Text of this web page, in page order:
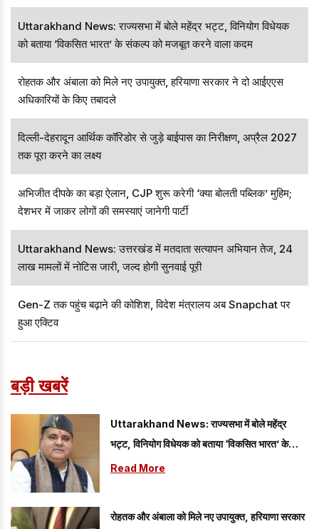
Uttarakhand News: राज्यसभा में बोले महेंद्र भट्ट, विनियोग विधेयक
को बताया ‘विकसित भारत’ के संकल्प को मजबूत करने वाला कदम
रोहतक और अंबाला को मिले नए उपायुक्त, हरियाणा सरकार ने दो आईएएस
अधिकारियों के किए तबादले
दिल्ली-देहरादून आर्थिक कॉरिडोर से जुड़े बाईपास का निरीक्षण, अप्रैल 2027
तक पूरा करने का लक्ष्य
अभिजीत दीपके का बड़ा ऐलान, CJP शुरू करेगी ‘क्या बोलती पब्लिक’ मुहिम;
देशभर में जाकर लोगों की समस्याएं जानेगी पार्टी
Uttarakhand News: उत्तरखंड में मतदाता सत्यापन अभियान तेज, 24
लाख मामलों में नोटिस जारी, जल्द होगी सुनवाई पूरी
Gen-Z तक पहुंच बढ़ाने की कोशिश, विदेश मंत्रालय अब Snapchat पर
हुआ एक्टिव
बड़ी खबरें
Uttarakhand News: राज्यसभा में बोले महेंद्र
भट्ट, विनियोग विधेयक को बताया ‘विकसित भारत’ के
संकल्प को मजबूत करने वाला कदम
Read More
रोहतक और अंबाला को मिले नए उपायुक्त, हरियाणा सरकार